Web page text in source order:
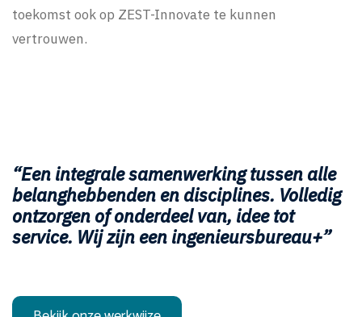
toekomst ook op ZEST-Innovate te kunnen
vertrouwen.
“Een integrale samenwerking tussen alle
belanghebbenden en disciplines. Volledig
ontzorgen of onderdeel van, idee tot
service. Wij zijn een ingenieursbureau+”